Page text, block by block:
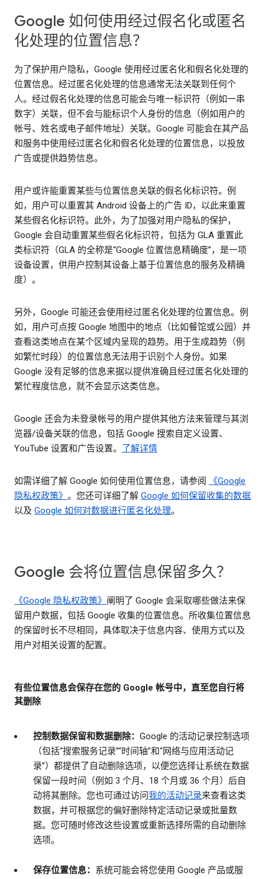
Google 如何使用经过假名化或匿名
化处理的位置信息？
为了保护用户隐私，Google 使用经过匿名化和假名化处理的
位置信息。经过匿名化处理的信息通常无法关联到任何个
人。经过假名化处理的信息可能会与唯一标识符（例如一串
数字）关联，但不会与能标识个人身份的信息（例如用户的
帐号、姓名或电子邮件地址）关联。Google 可能会在其产品
和服务中使用经过匿名化和假名化处理的位置信息，以投放
广告或提供趋势信息。
用户或许能重置某些与位置信息关联的假名化标识符。例
如，用户可以重置其 Android 设备上的广告 ID，以此来重置
某些假名化标识符。此外，为了加强对用户隐私的保护，
Google 会自动重置某些假名化标识符，包括为 GLA 重置此
类标识符（GLA 的全称是“Google 位置信息精确度”，是一项
设备设置，供用户控制其设备上基于位置信息的服务及精确
度）。
另外，Google 可能还会使用经过匿名化处理的位置信息。例
如，用户可点按 Google 地图中的地点（比如餐馆或公园）并
查看这类地点在某个区域内呈现的趋势。用于生成趋势（例
如繁忙时段）的位置信息无法用于识别个人身份。如果
Google 没有足够的信息来据以提供准确且经过匿名化处理的
繁忙程度信息，就不会显示这类信息。
Google 还会为未登录帐号的用户提供其他方法来管理与其浏
览器/设备关联的信息，包括 Google 搜索自定义设置、
YouTube 设置和广告设置。 了解详情
如需详细了解 Google 如何使用位置信息，请参阅
《Google
隐私权政策》 。您还可详细了解 Google 如何保留收集的数据
以及 Google 如何对数据进行匿名化处理。
Google 会将位置信息保留多久？
《Google 隐私权政策》 阐明了 Google 会采取哪些做法来保
留用户数据，包括 Google 收集的位置信息。所收集位置信息
的保留时长不尽相同，具体取决于信息内容、使用方式以及
用户对相关设置的配置。
有些位置信息会保存在您的 Google 帐号中，直至您自行将
其删除
控制数据保留和数据删除： Google 的活动记录控制选项
（包括“搜索服务记录”“时间轴”和“网络与应用活动记
录”）都提供了自动删除选项，以便您选择让系统在数据
保留一段时间（例如 3 个月、18 个月或 36 个月）后自
动将其删除。您也可通过访问 我的活动记录来查看这类
数据，并可根据您的偏好删除特定活动记录或批量数
据。您可随时修改这些设置或重新选择所需的自动删除
选项。
保存位置信息： 系统可能会将您使用 Google 产品或服